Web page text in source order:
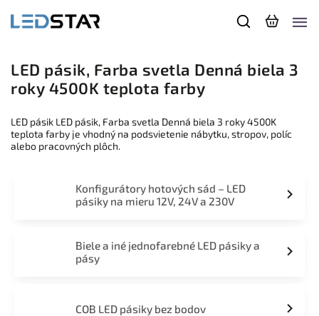
LED pásik, Farba svetla Denná biela 3
roky 4500K teplota farby
LED pásik LED pásik, Farba svetla Denná biela 3 roky 4500K
teplota farby je vhodný na podsvietenie nábytku, stropov, políc
alebo pracovných plôch.
Konfigurátory hotových sád – LED
pásiky na mieru 12V, 24V a 230V
Biele a iné jednofarebné LED pásiky a
pásy
COB LED pásiky bez bodov